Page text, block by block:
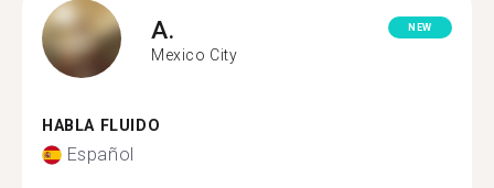
A.
Mexico City
NEW
HABLA FLUIDO
Español